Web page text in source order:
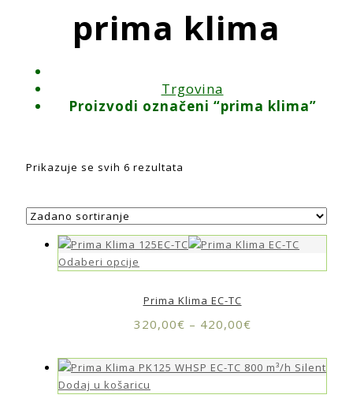
prima klima
Trgovina
Proizvodi označeni “prima klima”
Prikazuje se svih 6 rezultata
Odaberi opcije
Prima Klima EC-TC
320,00€ – 420,00€
Dodaj u košaricu